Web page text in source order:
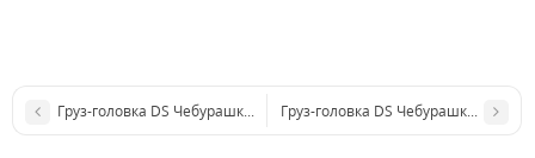
Груз-головка DS Чебурашка 10г (7шт/уп) ц:зеленый
Груз-головка DS Чебурашка 12г